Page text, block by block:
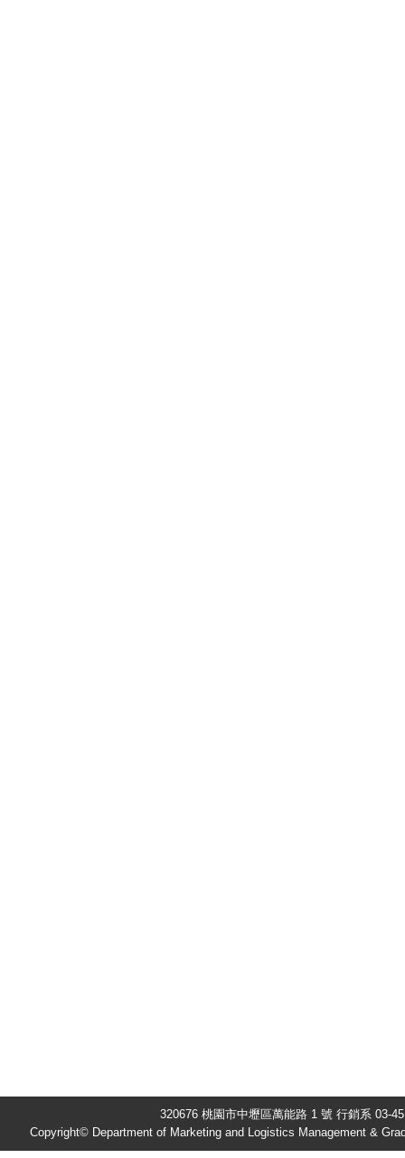
320676 桃園市中壢區萬能路 1 號 行銷系 03-
Copyright© Department of Marketing and Logistics Management &